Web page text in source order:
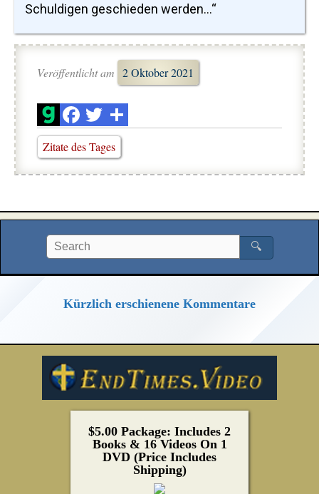
Schuldigen geschieden werden...“
Veröffentlicht am 2 Oktober 2021
Zitate des Tages
🔍
Kürzlich erschienene Kommentare
$5.00 Package: Includes 2
Books & 16 Videos On 1
DVD (Price Includes
Shipping)